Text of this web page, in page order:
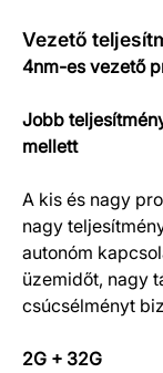
Vezető
4nm-es vezető
Jobb
mellett
A kis és nagy
nagy
autonóm
üzemidőt, nagy
csúcsélményt
2G + 32G